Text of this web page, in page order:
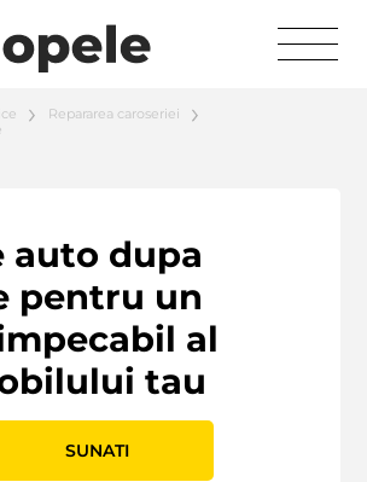
Repararea caroseriei
auto dupa
pentru un
al
tau
SUNATI